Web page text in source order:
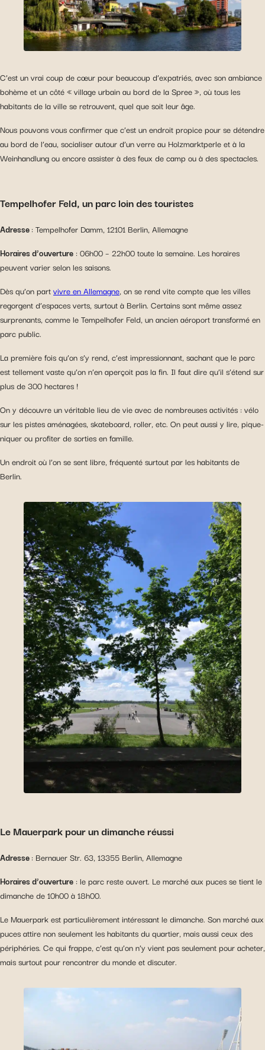
C’est un vrai coup de cœur pour beaucoup d’expatriés, avec son ambiance
bohème et un côté « village urbain au bord de la Spree », où tous les
habitants de la ville se retrouvent, quel que soit leur âge.
Nous pouvons vous confirmer que c’est un endroit propice pour se détendre
au bord de l’eau, socialiser autour d’un verre au Holzmarktperle et à la
Weinhandlung ou encore assister à des feux de camp ou à des spectacles.
Tempelhofer Feld, un parc loin des touristes
Adresse: Tempelhofer Damm, 12101 Berlin, Allemagne
Horaires d’ouverture : 06h00 – 22h00 toute la semaine. Les horaires
peuvent varier selon les saisons.
Dès qu’on partvivre en Allemagne, on se rend vite compte que les villes
regorgent d’espaces verts, surtout à Berlin. Certains sont même assez
surprenants, comme le Tempelhofer Feld, un ancien aéroport transformé en
parc public.
La première fois qu’on s’y rend, c’est impressionnant, sachant que le parc
est tellement vaste qu’on n’en aperçoit pas la fin. Il faut dire qu’il s’étend sur
plus de 300 hectares !
On y découvre un véritable lieu de vie avec de nombreuses activités : vélo
sur les pistes aménagées, skateboard, roller, etc. On peut aussi y lire, pique-
niquer ou profiter de sorties en famille.
Un endroit où l’on se sent libre, fréquenté surtout par les habitants de
Berlin.
Le Mauerpark pour un dimanche réussi
Adresse: Bernauer Str. 63, 13355 Berlin, Allemagne
Horaires d’ouverture : le parc reste ouvert. Le marché aux puces se tient le
dimanche de 10h00 à 18h00.
Le Mauerpark est particulièrement intéressant le dimanche. Son marché aux
puces attire non seulement les habitants du quartier, mais aussi ceux des
périphéries. Ce qui frappe, c’est qu’on n’y vient pas seulement pour acheter,
mais surtout pour rencontrer du monde et discuter.